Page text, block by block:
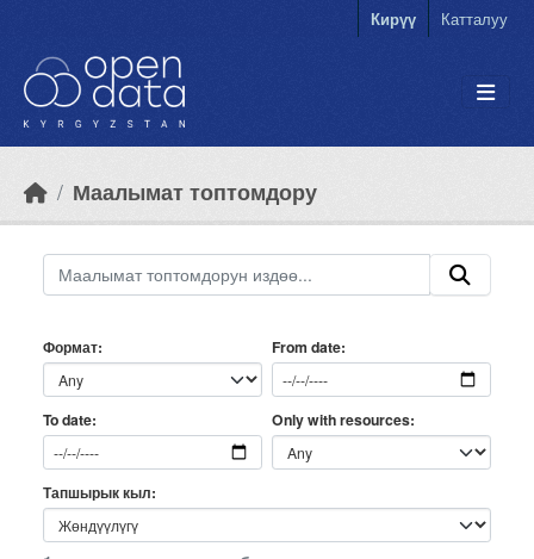
Кирүү Катталуу
Маалымат топтомдору
Формат From date
To date Only with resources
Тапшырык кыл